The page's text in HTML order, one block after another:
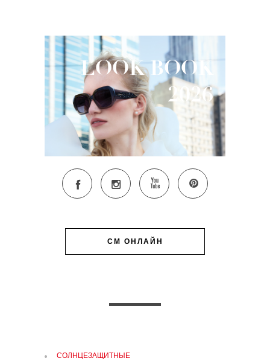
LOOKBOOK
2026
СМ ОНЛАЙН
СОЛНЦЕЗАЩИТНЫЕ